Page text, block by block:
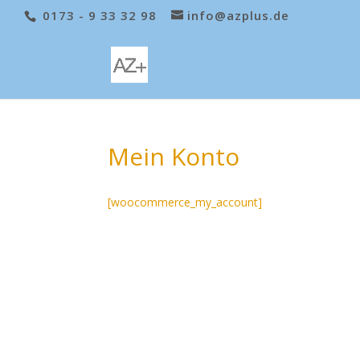
0173 - 9 33 32 98 info@azplus.de
Mein Konto
[woocommerce_my_account]